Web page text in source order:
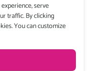
serve
traffic. By clicking
You can customize
BRUXELLES
Legal Mentions